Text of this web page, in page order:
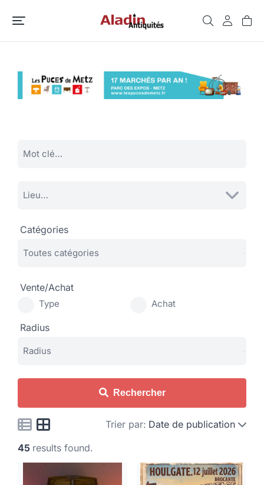
Catégories
Vente/Achat
Type Achat
Radius
Rechercher
Trier par: Date de publication
45 results found.